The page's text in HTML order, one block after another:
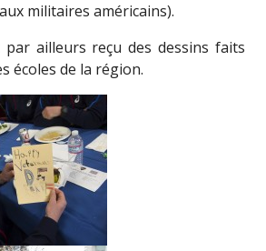
militaires américains).
ailleurs reçu des dessins faits
écoles de la région.